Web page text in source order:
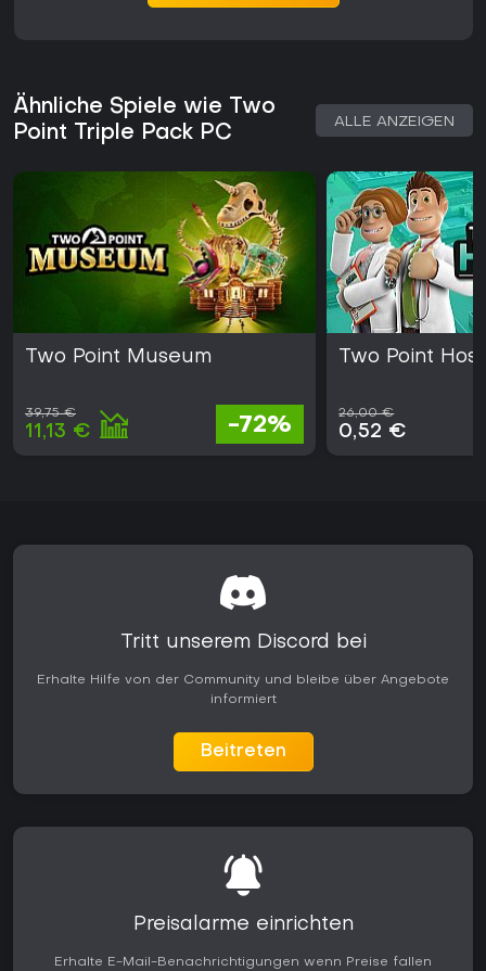
Tiefe in Bildung und Ausstellungskonzeption bieten. Die
unterschiedlichen Themen sorgen für hohen Wiederspielwert
inhaltliche Überschneidungen.
Die einzelnen Titel erhalten weiterhin Updates, die
Kompatibilität und Verbesserungen sicherstellen. Verfügbar
für den PC, bietet das Bundle mehrere Kampagnen in einem
Kauf. Für Fans von Management-Sims im Casual- bis
Mittelklasse-Bereich liefert das Triple Pack eine stimmige
Sammlung, die Experimente mit Raumaufteilungen und
Betriebsabläufen in drei unterschiedlichen Welten belohnt.
Ähnliche Spiele wie Two
Point Triple Pack PC
ALLE ANZEIGEN
Two Point Museum
39,75 €
11,13 € -72%
Two Point
26,00 €
0,52 €
Tritt unserem Discord bei
Erhalte Hilfe von der Community und bleibe über Angebote
informiert
Beitreten
Preisalarme einrichten
Erhalte E-Mail-Benachrichtigungen wenn Preise fallen